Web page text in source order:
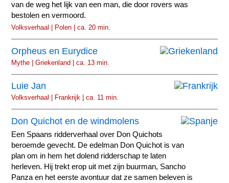
van de weg het lijk van een man, die door rovers was
bestolen en vermoord.
Volksverhaal | Polen | ca. 20 min.
Orpheus en Eurydice
Mythe | Griekenland | ca. 13 min.
Luie Jan
Volksverhaal | Frankrijk | ca. 11 min.
Don Quichot en de windmolens
Een Spaans ridderverhaal over Don Quichots
beroemde gevecht. De edelman Don Quichot is van
plan om in hem het dolend ridderschap te laten
herleven. Hij trekt erop uit met zijn buurman, Sancho
Panza en het eerste avontuur dat ze samen beleven is